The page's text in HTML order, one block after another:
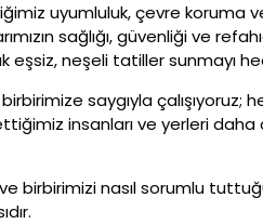
uyumluluk, çevre koruma
sağlığı, güvenliği ve
neşeli tatiller sunmayı
saygıyla çalışıyoruz;
insanları ve yerleri daha
ve birbirimizi nasıl sorumlu